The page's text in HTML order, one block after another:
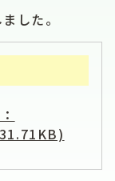
した。